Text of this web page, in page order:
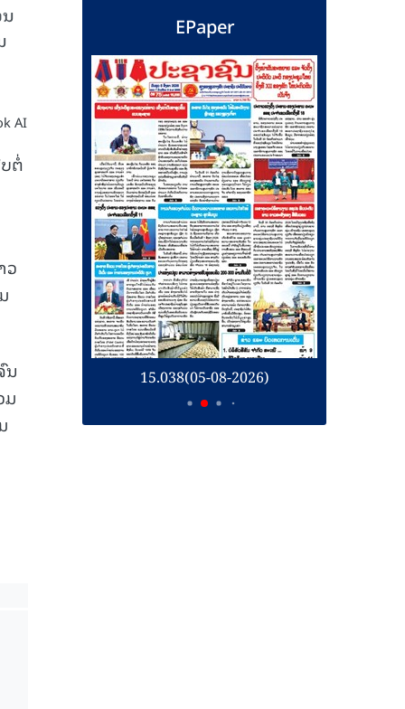
AI
ຕໍ່
ວ
ນ
ມ
EPaper
15.038(05-08-2026)